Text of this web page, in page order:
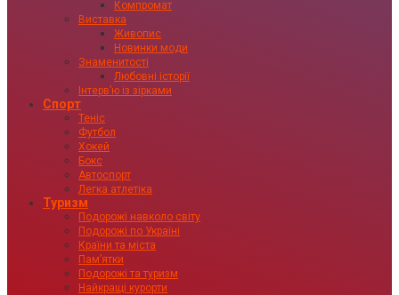
Компромат
Виставка
Живопис
Новинки моди
Знаменитості
Любовні історії
Інтервʼю із зірками
Спорт
Теніс
Футбол
Хокей
Бокс
Автоспорт
Легка атлетіка
Туризм
Подорожі навколо світу
Подорожі по Україні
Країни та міста
Пам’ятки
Подорожі та туризм
Найкращі курорти